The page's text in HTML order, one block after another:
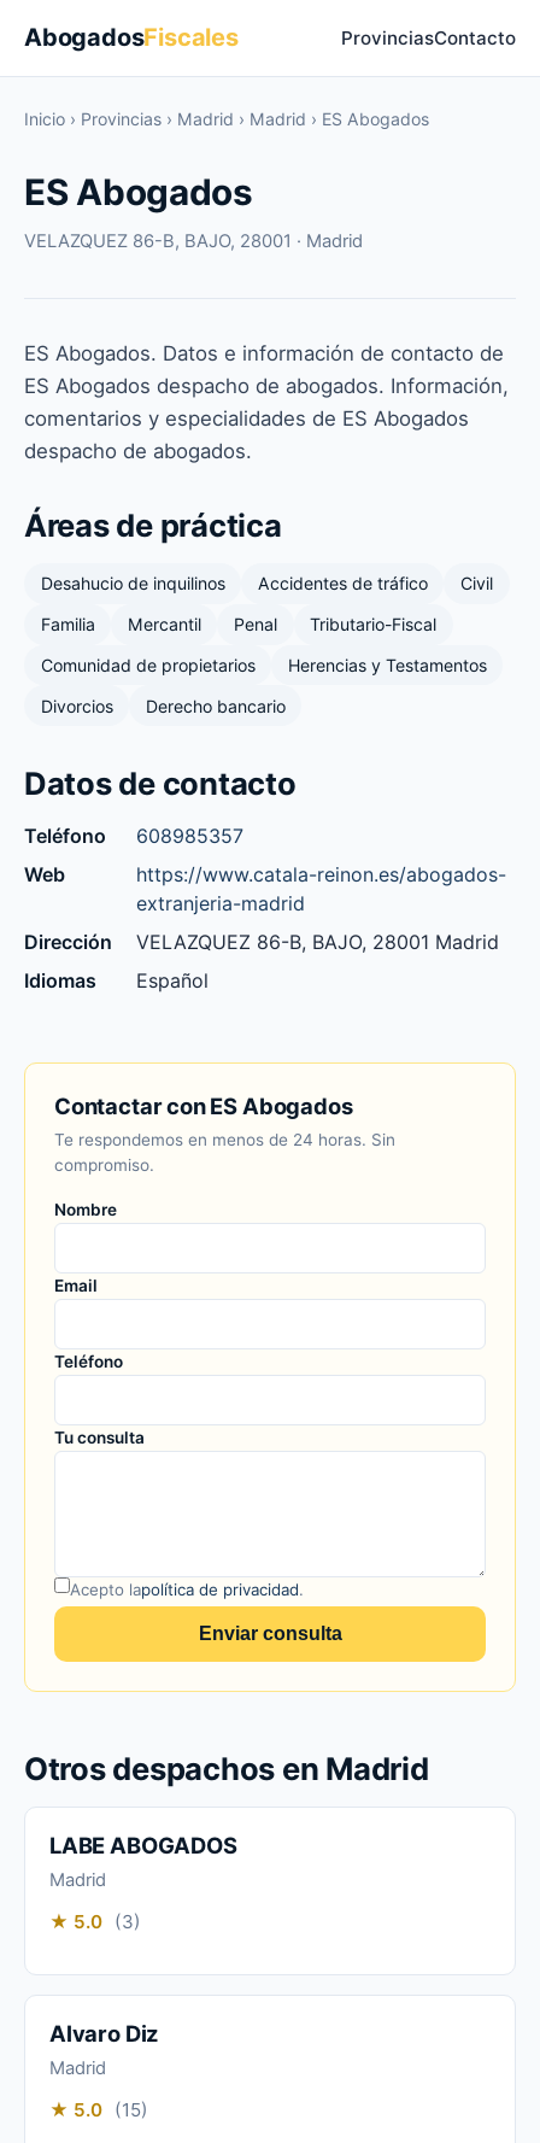
AbogadosFiscales ProvinciasContacto
Inicio › Provincias › Madrid › Madrid › ES Abogados
ES Abogados
VELAZQUEZ 86-B, BAJO, 28001 · Madrid
ES Abogados. Datos e información de contacto de
ES Abogados despacho de abogados. Información,
comentarios y especialidades de ES Abogados
despacho de abogados.
Áreas de práctica
Desahucio de inquilinos Accidentes de tráfico
Civil
Familia
Mercantil Penal
Tributario-Fiscal
Comunidad de propietarios
Herencias y Testamentos
Divorcios
Derecho bancario
Datos de contacto
Teléfono
608985357
Web
https://www.catala-reinon.es/abogados-
extranjeria-madrid
Dirección
VELAZQUEZ 86-B, BAJO, 28001 Madrid
Idiomas
Español
Contactar con ES Abogados
Te respondemos en menos de 24 horas. Sin
compromiso.
Nombre
Email
Teléfono
Tu consulta
Acepto lapolítica de privacidad.
Enviar consulta
Otros despachos en Madrid
LABE ABOGADOS
Madrid
★ 5.0 (3)
Alvaro Diz
Madrid
★ 5.0 (15)